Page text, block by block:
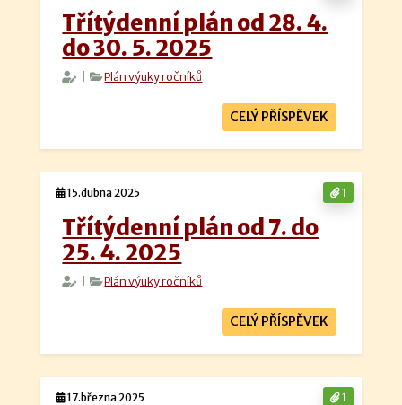
Třítýdenní plán od 28. 4.
do 30. 5. 2025
| Plán výuky ročníků
CELÝ PŘÍSPĚVEK
1
15.dubna 2025
Třítýdenní plán od 7. do
25. 4. 2025
| Plán výuky ročníků
CELÝ PŘÍSPĚVEK
1
17.března 2025